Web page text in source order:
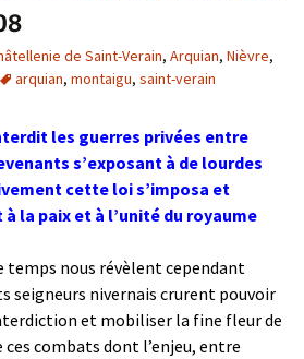
de Saint-Verain, Arquian, Nièvre,
arquian, montaigu, saint-verain
les guerres privées entre
s’exposant à de lourdes
cette loi s’imposa et
la paix et à l’unité du royaume
temps nous révèlent cependant
seigneurs nivernais crurent pouvoir
et mobiliser la fine fleur de
ces combats dont l’enjeu, entre